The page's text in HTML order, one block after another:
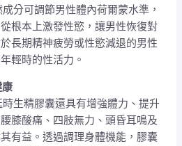
分可調節男性體內荷爾蒙水準，
根本上激發性慾，讓男性恢復對
長期精神疲勞或性慾減退的男性
輕時的性活力。
康
生精膠囊還具有增強體力、提升
膝酸痛、四肢無力、頭昏耳鳴及
有益。透過調理身體機能，膠囊